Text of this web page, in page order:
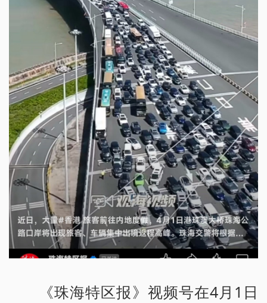
《珠海特区报》视频号在4月1日